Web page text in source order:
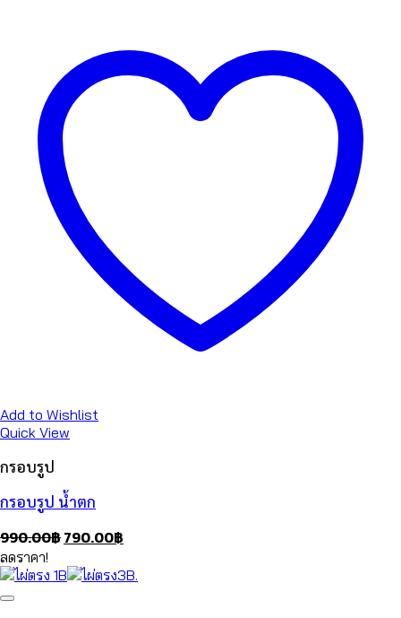
Add to Wishlist
Quick View
กรอบรูป
กรอบรูป น้ำตก
990.00฿Original
was:
790.00฿
is:
ลดราคา!